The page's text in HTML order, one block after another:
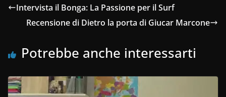
Intervista il Bonga: La Passione per il Surf
Recensione di Dietro la porta di Giucar Marcone
Potrebbe anche interessarti